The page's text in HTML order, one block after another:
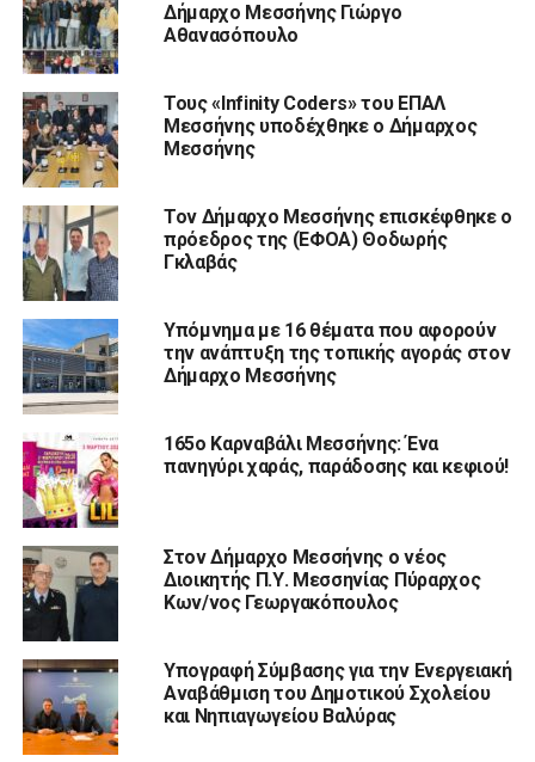
Δήμαρχο Μεσσήνης Γιώργο
Αθανασόπουλο
Τους «Infinity Coders» του ΕΠΑΛ
Μεσσήνης υποδέχθηκε ο Δήμαρχος
Μεσσήνης
Τον Δήμαρχο Μεσσήνης επισκέφθηκε ο
πρόεδρος της (ΕΦΟΑ) Θοδωρής
Γκλαβάς
Υπόμνημα με 16 θέματα που αφορούν
την ανάπτυξη της τοπικής αγοράς στον
Δήμαρχο Μεσσήνης
165ο Καρναβάλι Μεσσήνης: Ένα
πανηγύρι χαράς, παράδοσης και κεφιού!
Στον Δήμαρχο Μεσσήνης ο νέος
Διοικητής Π.Υ. Μεσσηνίας Πύραρχος
Κων/νος Γεωργακόπουλος
Υπογραφή Σύμβασης για την Ενεργειακή
Αναβάθμιση του Δημοτικού Σχολείου
και Νηπιαγωγείου Βαλύρας